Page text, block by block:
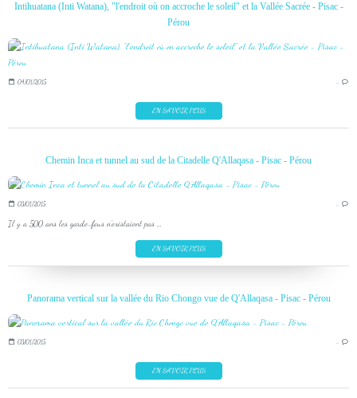
Intihuatana (Inti Watana), "l'endroit où on accroche le soleil" et la Vallée Sacrée - Pisac -
Pérou
04/01/2015 …
EN SAVOIR PLUS
Chemin Inca et tunnel au sud de la Citadelle Q'Allaqasa - Pisac - Pérou
03/01/2015 …
Il y a 500 ans les garde-fous n'existaient pas ...
EN SAVOIR PLUS
Panorama vertical sur la vallée du Rio Chongo vue de Q'Allaqasa - Pisac - Pérou
03/01/2015 …
EN SAVOIR PLUS